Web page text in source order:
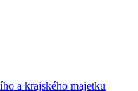
a krajského majetku